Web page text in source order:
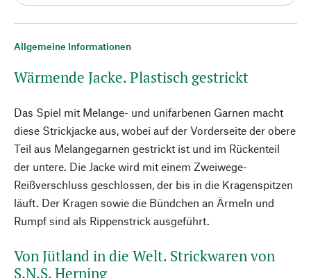
Allgemeine Informationen
Wärmende Jacke. Plastisch gestrickt
Das Spiel mit Melange- und unifarbenen Garnen macht
diese Strickjacke aus, wobei auf der Vorderseite der obere
Teil aus Melangegarnen gestrickt ist und im Rückenteil
der untere. Die Jacke wird mit einem Zweiwege-
Reißverschluss geschlossen, der bis in die Kragenspitzen
läuft. Der Kragen sowie die Bündchen an Ärmeln und
Rumpf sind als Rippenstrick ausgeführt.
Von Jütland in die Welt. Strickwaren von
S.N.S. Herning